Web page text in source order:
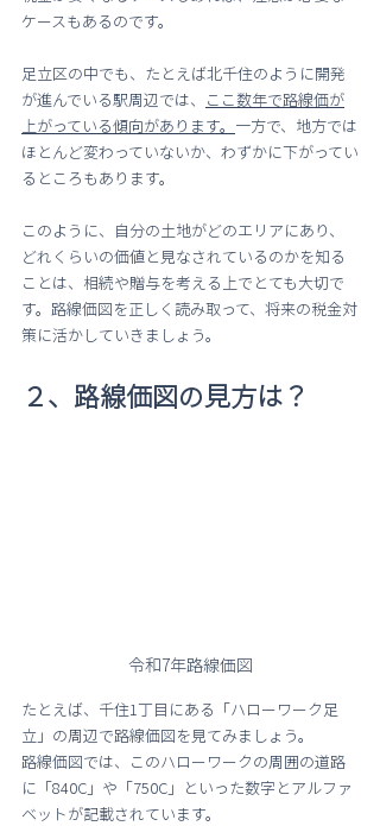
ケースもあるのです。
足立区の中でも、たとえば北千住のように開発
が進んでいる駅周辺では、
ここ数年で路線価が
上がっている傾向があります。 一方で、地方では
ほとんど変わっていないか、わずかに下がってい
るところもあります。
このように、自分の土地がどのエリアにあり、
どれくらいの価値と見なされているのかを知る
ことは、相続や贈与を考える上でとても大切で
す。路線価図を正しく読み取って、将来の税金対
策に活かしていきましょう。
２、路線価図の見方は？
令和7年路線価図
たとえば、千住1丁目にある「ハローワーク足
立」の周辺で路線価図を見てみましょう。
路線価図では、このハローワークの周囲の道路
に「840C」や「750C」といった数字とアルファ
ベットが記載されています。